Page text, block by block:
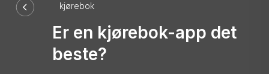
kjørebok
Er en kjørebok-app det
beste?